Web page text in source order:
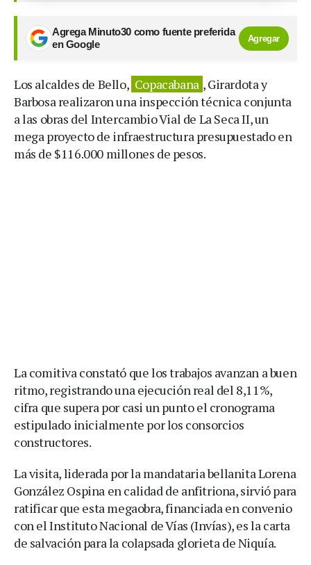
Agrega Minuto30 como fuente preferida
en Google
Agregar
Los alcaldes de Bello, Copacabana , Girardota y
Barbosa realizaron una inspección técnica conjunta
a las obras del Intercambio Vial de La Seca II, un
mega proyecto de infraestructura presupuestado en
más de $116.000 millones de pesos.
La comitiva constató que los trabajos avanzan a buen
ritmo, registrando una ejecución real del 8,11%,
cifra que supera por casi un punto el cronograma
estipulado inicialmente por los consorcios
constructores.
La visita, liderada por la mandataria bellanita Lorena
González Ospina en calidad de anfitriona, sirvió para
ratificar que esta megaobra, financiada en convenio
con el Instituto Nacional de Vías (Invías), es la carta
de salvación para la colapsada glorieta de Niquía.